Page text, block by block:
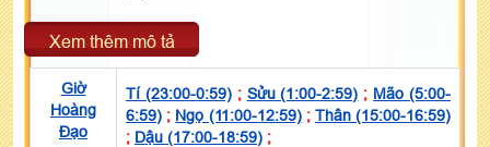
Xem thêm mô tả
Giờ
Hoàng
Đạo
Tí (23:00-0:59); Sửu (1:00-2:59) ; Mão (5:00-
6:59) ; Ngọ (11:00-12:59); Thân (15:00-16:59)
; Dậu (17:00-18:59) ;